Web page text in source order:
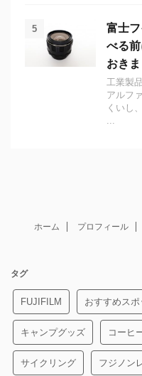
5
富士
べる
おきま
工業製
アルフ
くいし
...
ホーム プロフィール
タグ
FUJIFILM おすすめスポ
キャンプグッズ コーヒ
サイクリング フジノン